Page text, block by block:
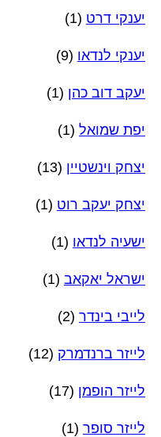
יענקי דרט (1)
יענקי לנדאו (9)
יעקב דוב כהן (1)
יפת שמואל (1)
יצחק וינשטיין (13)
יצחק יעקב רוט (1)
ישעיה לנדאו (1)
ישראל יאקאב (1)
לייבי בינדר (2)
לייזר ברנדמרק (12)
לייזר הופמן (17)
לייזר סופר (1)